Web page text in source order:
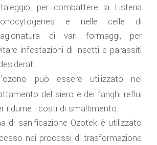
per combattere la Listeria
e nelle celle di
di vari formaggi, per
infestazioni di insetti e parassiti
può essere utilizzato nel
del siero e dei fanghi reflui
ridurne i costi di smaltimento.
di sanificazione Ozotek è utilizzato
nei processi di trasformazione